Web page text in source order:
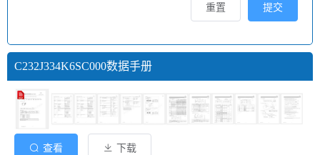
提交
重置
C232J334K6SC000数据手册
查看 下载